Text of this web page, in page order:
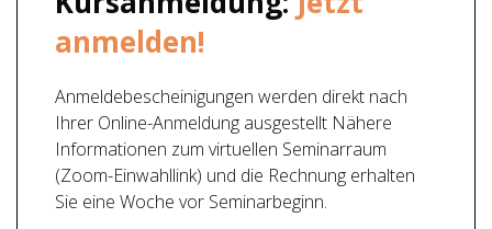
anmelden!
Anmeldebescheinigungen werden direkt nach
Ihrer Online-Anmeldung ausgestellt Nähere
Informationen zum virtuellen Seminarraum
(Zoom-Einwahllink) und die Rechnung erhalten
Sie eine Woche vor Seminarbeginn.